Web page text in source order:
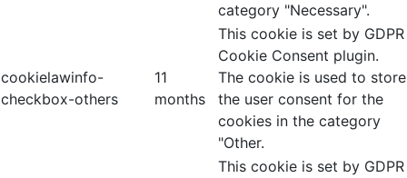
category "Necessary".
cookielawinfo-
checkbox-others
11
months
This cookie is set by GDPR
Cookie Consent plugin.
The cookie is used to store
the user consent for the
cookies in the category
"Other.
This cookie is set by GDPR